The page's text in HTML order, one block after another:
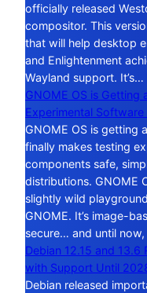
officially released
compositor. This
that will help desktop
and Enlightenment
Wayland support.
GNOME OS is Getting
Experimental
GNOME OS is getting
finally makes testing
components safe,
distributions. GNOME
slightly wild
GNOME. It’s image-
secure… and until
Debian 12.15 and 13.6
with Support Until
Debian released